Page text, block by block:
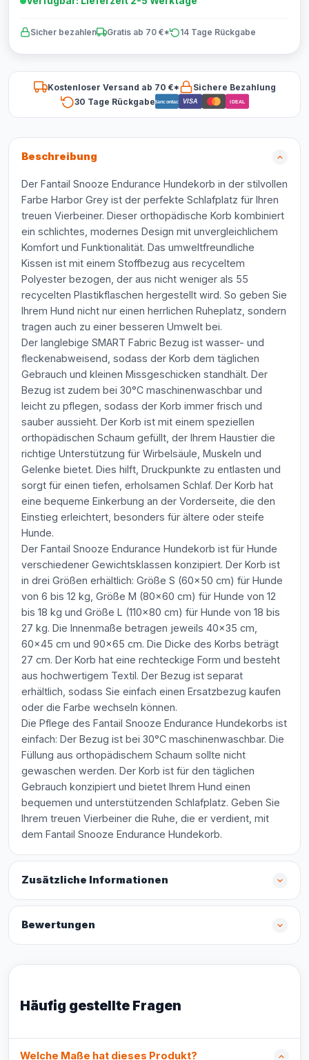
Sicher bezahlen Gratis ab 70 €* 14 Tage Rückgabe
Kostenloser Versand ab 70 €*
Sichere Bezahlung
30 Tage RückgabeBancontact VISA iDEAL
Beschreibung
Der Fantail Snooze Endurance Hundekorb in der stilvollen
Farbe Harbor Grey ist der perfekte Schlafplatz für Ihren
treuen Vierbeiner. Dieser orthopädische Korb kombiniert
ein schlichtes, modernes Design mit unvergleichlichem
Komfort und Funktionalität. Das umweltfreundliche
Kissen ist mit einem Stoffbezug aus recyceltem
Polyester bezogen, der aus nicht weniger als 55
recycelten Plastikflaschen hergestellt wird. So geben Sie
Ihrem Hund nicht nur einen herrlichen Ruheplatz, sondern
tragen auch zu einer besseren Umwelt bei.
Der langlebige SMART Fabric Bezug ist wasser- und
fleckenabweisend, sodass der Korb dem täglichen
Gebrauch und kleinen Missgeschicken standhält. Der
Bezug ist zudem bei 30°C maschinenwaschbar und
leicht zu pflegen, sodass der Korb immer frisch und
sauber aussieht. Der Korb ist mit einem speziellen
orthopädischen Schaum gefüllt, der Ihrem Haustier die
richtige Unterstützung für Wirbelsäule, Muskeln und
Gelenke bietet. Dies hilft, Druckpunkte zu entlasten und
sorgt für einen tiefen, erholsamen Schlaf. Der Korb hat
eine bequeme Einkerbung an der Vorderseite, die den
Einstieg erleichtert, besonders für ältere oder steife
Hunde.
Der Fantail Snooze Endurance Hundekorb ist für Hunde
verschiedener Gewichtsklassen konzipiert. Der Korb ist
in drei Größen erhältlich: Größe S (60x50 cm) für Hunde
von 6 bis 12 kg, Größe M (80x60 cm) für Hunde von 12
bis 18 kg und Größe L (110x80 cm) für Hunde von 18 bis
27 kg. Die Innenmaße betragen jeweils 40x35 cm,
60x45 cm und 90x65 cm. Die Dicke des Korbs beträgt
27 cm. Der Korb hat eine rechteckige Form und besteht
aus hochwertigem Textil. Der Bezug ist separat
erhältlich, sodass Sie einfach einen Ersatzbezug kaufen
oder die Farbe wechseln können.
Die Pflege des Fantail Snooze Endurance Hundekorbs ist
einfach: Der Bezug ist bei 30°C maschinenwaschbar. Die
Füllung aus orthopädischem Schaum sollte nicht
gewaschen werden. Der Korb ist für den täglichen
Gebrauch konzipiert und bietet Ihrem Hund einen
bequemen und unterstützenden Schlafplatz. Geben Sie
Ihrem treuen Vierbeiner die Ruhe, die er verdient, mit
dem Fantail Snooze Endurance Hundekorb.
Zusätzliche Informationen
Bewertungen
Häufig gestellte Fragen
Welche Maße hat dieses Produkt?